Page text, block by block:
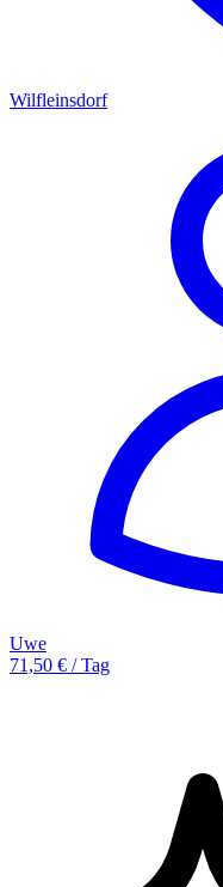
Wilfleinsdorf
Uwe
71,50 € / Tag